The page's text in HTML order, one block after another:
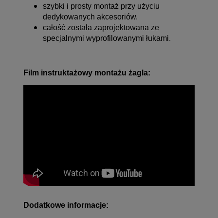
szybki i prosty montaż przy użyciu
dedykowanych akcesoriów.
całość została zaprojektowana ze
specjalnymi wyprofilowanymi łukami.
Film instruktażowy montażu żagla:
Dodatkowe informacje: